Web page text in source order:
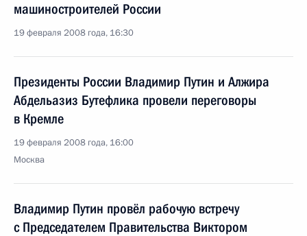
машиностроителей России
19 февраля 2008 года, 16:30
Президенты России Владимир Путин и Алжира
Абдельазиз Бутефлика провели переговоры
в Кремле
19 февраля 2008 года, 16:00
Москва
Владимир Путин провёл рабочую встречу
с Председателем Правительства Виктором